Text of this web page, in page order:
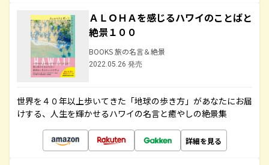
ＡＬＯＨＡを感じるハワイのことばと
絶景１００
BOOKS 旅の名言＆絶景
2022.05.26 発売
世界を４０年以上歩いてきた「地球の歩き方」があなたにお届
けする、人生を輝かせるハワイの名言と癒やしの絶景集
詳細を見る